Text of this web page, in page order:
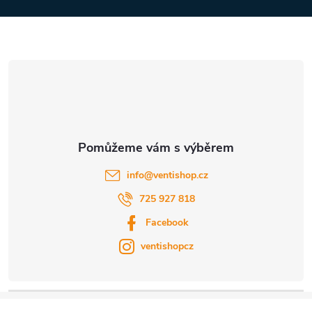
u
a
info@ventishop.cz
725 927 818
Facebook
ventishopcz